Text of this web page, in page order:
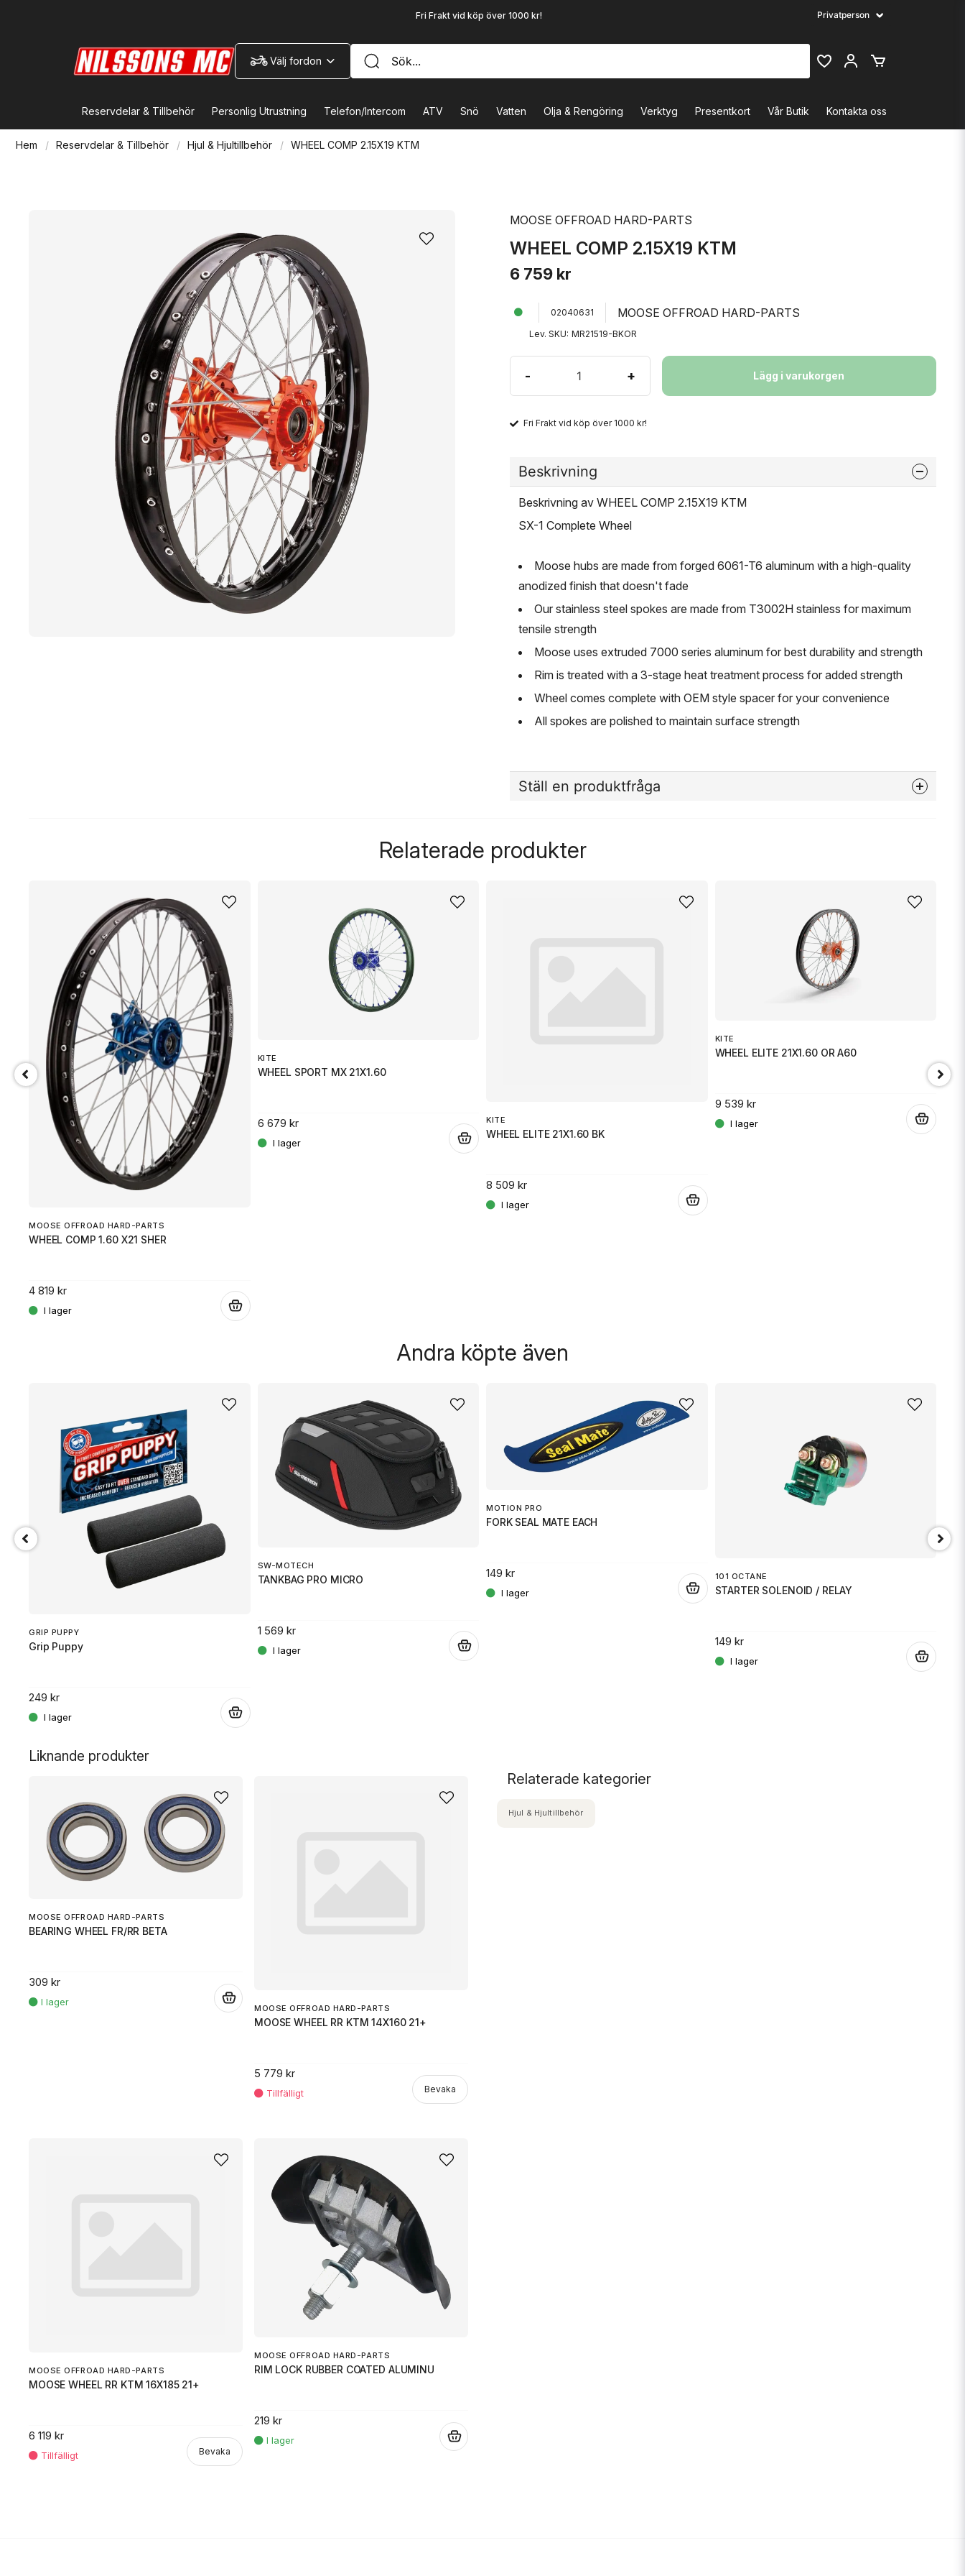
Fri Frakt vid köp över 1000 kr!
Välj fordon
Reservdelar & Tillbehör Personlig Utrustning Telefon/Intercom ATV Snö Vatten Olja & Rengöring Verktyg Presentkort Vår Butik Kontakta oss
Hem Reservdelar & Tillbehör Hjul & Hjultillbehör WHEEL COMP 2.15X19 KTM
MOOSE OFFROAD HARD-PARTS
WHEEL COMP 2.15X19 KTM
6 759 kr
02040631 MOOSE OFFROAD HARD-PARTS
Lev. SKU: MR21519-BKOR
- + Lägg i varukorgen
Fri Frakt vid köp över 1000 kr!
Beskrivning
Beskrivning av WHEEL COMP 2.15X19 KTM
SX-1 Complete Wheel
Moose hubs are made from forged 6061-T6 aluminum with a high-quality
anodized finish that doesn't fade
Our stainless steel spokes are made from T3002H stainless for maximum
tensile strength
Moose uses extruded 7000 series aluminum for best durability and strength
Rim is treated with a 3-stage heat treatment process for added strength
Wheel comes complete with OEM style spacer for your convenience
All spokes are polished to maintain surface strength
Ställ en produktfråga
Skicka fråga
Relaterade produkter
MOOSE OFFROAD HARD-PARTS
WHEEL COMP 1.60 X21 SHER
4 819 kr
KITE
WHEEL SPORT MX 21X1.60
6 679 kr KITE
WHEEL ELITE 21X1.60 BK
8 509 kr
KITE
WHEEL ELITE 21X1.60 OR A60
9 539 kr
Andra köpte även
GRIP PUPPY
Grip Puppy
249 kr
SW-MOTECH
TANKBAG PRO MICRO
1 569 kr
MOTION PRO
FORK SEAL MATE EACH
149 kr 101 OCTANE
STARTER SOLENOID / RELAY
149 kr
Liknande produkter
MOOSE OFFROAD HARD-PARTS
BEARING WHEEL FR/RR BETA
309 kr
MOOSE OFFROAD HARD-PARTS
MOOSE WHEEL RR KTM 14X160 21+
5 779 kr
Bevaka
MOOSE OFFROAD HARD-PARTS
MOOSE WHEEL RR KTM 16X185 21+
6 119 kr
Bevaka
MOOSE OFFROAD HARD-PARTS
RIM LOCK RUBBER COATED ALUMINU
219 kr
Relaterade kategorier
Hjul & Hjultillbehör